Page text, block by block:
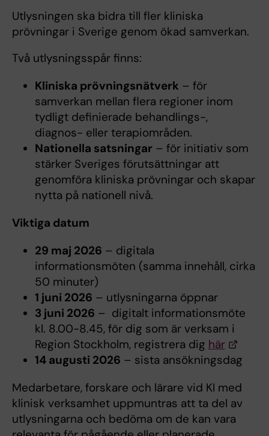
Utlysningen ska bidra till fler kliniska
prövningar i Sverige genom ökad samverkan.
Två utlysningsspår finns:
Kliniska prövningsnätverk – för
samverkan mellan flera regioner inom
tydligt definierade behandlings-,
diagnos- eller terapiområden.
Nationella satsningar– för initiativ som
stärker Sveriges förutsättningar att
genomföra kliniska prövningar och skapar
nytta på nationell nivå.
Viktiga datum
29 maj 2026 – digitala
informationsmöten (samma innehåll, cirka
50 minuter)
1 juni 2026 – utlysningarna öppnar
3 juni 2026 – digitalt informationsmöte
kl. 8.00-8.45, för dig som är verksam i
Region Stockholm, registrera dig här
14 augusti 2026 – sista ansökningsdag
Medarbetare, forskare och lärare vid KI med
klinisk verksamhet uppmuntras att ta del av
utlysningarna och bedöma om de kan vara